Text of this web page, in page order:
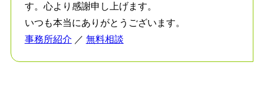
す。心より感謝申し上げます。
いつも本当にありがとうございます。
事務所紹介 ／ 無料相談